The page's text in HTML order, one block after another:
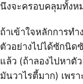
นึงจะครอบคลุมทั้งห
ถ้าเข้าใจหลักการท
ตัวอย่างไปได้ซักนิด
แล้ว (ถ้าลองไปหาตั
มันวาไรตี้มาก) เพร